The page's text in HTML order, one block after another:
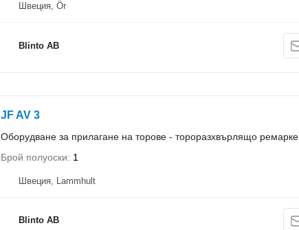
Швеция, Ör
Blinto AB
JF AV 3
Оборудване за прилагане на торове - тороразхвърлящо ремарке
Брой полуоски
1
Швеция, Lammhult
Blinto AB